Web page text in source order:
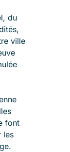
du
ville
font
les